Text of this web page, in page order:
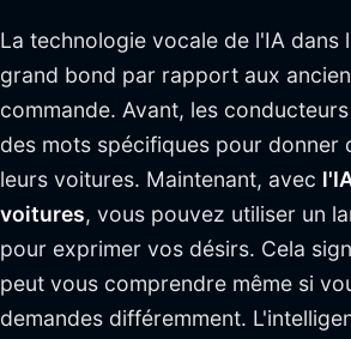
La technologie vocale de l'IA dans
grand bond par rapport aux
commande. Avant, les
des mots spécifiques pour donner
leurs voitures. Maintenant, avec
voitures, vous pouvez utiliser un
pour exprimer vos désirs. Cela
peut vous comprendre même si
demandes différemment.